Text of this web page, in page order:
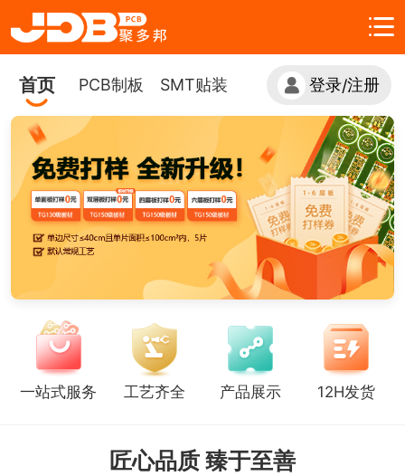
首页 PCB制板 SMT贴装 登录/注册
一站式服务 工艺齐全 产品展示 12H发货
匠心品质 臻于至善